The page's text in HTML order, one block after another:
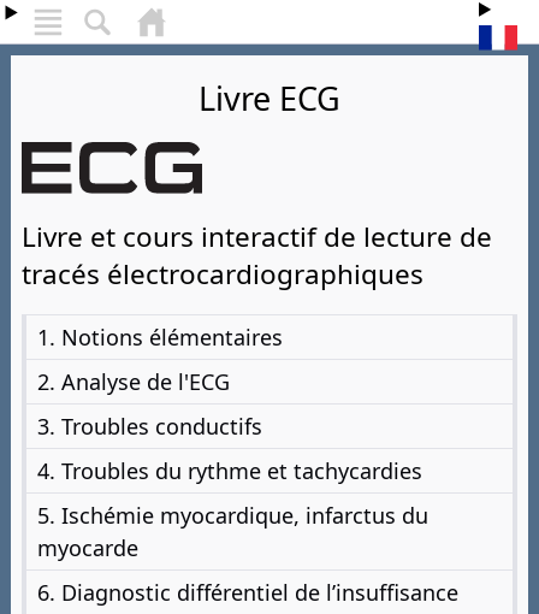
Livre ECG
Livre et cours interactif de lecture de
tracés électrocardiographiques
1. Notions élémentaires
2. Analyse de l'ECG
3. Troubles conductifs
4. Troubles du rythme et tachycardies
5. Ischémie myocardique, infarctus du
myocarde
6. Diagnostic différentiel de l’insuffisance